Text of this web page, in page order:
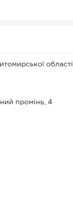
області
промінь, 4